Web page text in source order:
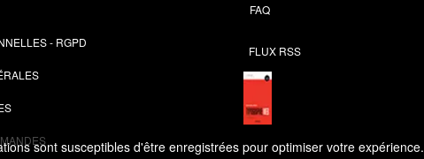
sont susceptibles d'être enregistrées pour optimiser votre expérience.
- RGPD
FAQ
FLUX RSS